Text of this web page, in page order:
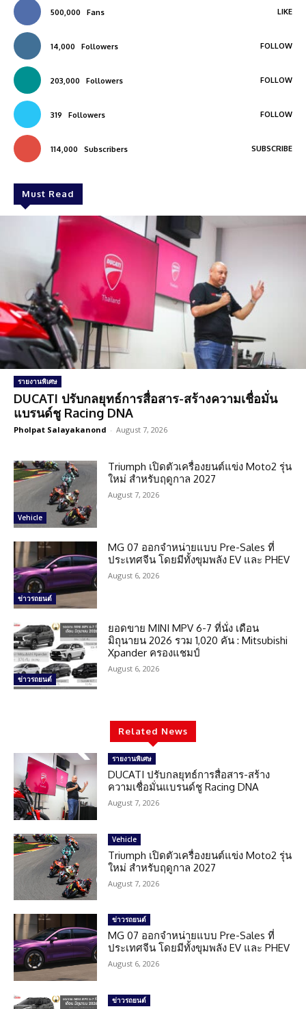
500,000 Fans LIKE
14,000 Followers FOLLOW
203,000 Followers FOLLOW
319 Followers FOLLOW
114,000 Subscribers SUBSCRIBE
Must Read
รายงานพิเศษ
DUCATI ปรับกลยุทธ์การสื่อสาร-สร้างความเชื่อมั่น
แบรนด์ชู Racing DNA
Pholpat Salayakanond - August 7, 2026
Vehicle
Triumph เปิดตัวเครื่องยนต์แข่ง Moto2 รุ่น
ใหม่ สำหรับฤดูกาล 2027
August 7, 2026
ข่าวรถยนต์
MG 07 ออกจำหน่ายแบบ Pre-Sales ที่
ประเทศจีน โดยมีทั้งขุมพลัง EV และ PHEV
August 6, 2026
ข่าวรถยนต์
ยอดขาย MINI MPV 6-7 ที่นั่ง เดือน
มิถุนายน 2026 รวม 1,020 คัน : Mitsubishi
Xpander ครองแชมป์
August 6, 2026
Related News
รายงานพิเศษ
DUCATI ปรับกลยุทธ์การสื่อสาร-สร้าง
ความเชื่อมั่นแบรนด์ชู Racing DNA
August 7, 2026
Vehicle
Triumph เปิดตัวเครื่องยนต์แข่ง Moto2 รุ่น
ใหม่ สำหรับฤดูกาล 2027
August 7, 2026
ข่าวรถยนต์
MG 07 ออกจำหน่ายแบบ Pre-Sales ที่
ประเทศจีน โดยมีทั้งขุมพลัง EV และ PHEV
August 6, 2026
ข่าวรถยนต์